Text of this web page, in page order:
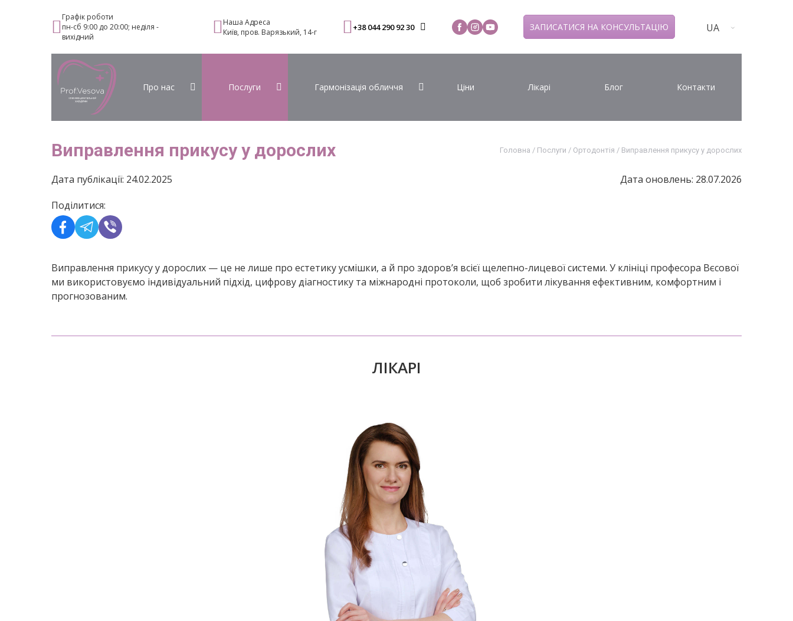
Графік роботи
пн-сб 9:00 до 20:00; неділя -
вихідний
Наша Адреса
Київ, пров. Варязький, 14-г
+38 044 290 92 30 ЗАПИСАТИСЯ НА КОНСУЛЬТАЦІЮ UA
Про нас Послуги Гармонізація обличчя Ціни Лікарі Блог Контакти
Виправлення прикусу у дорослих Головна / Послуги / Ортодонтія / Виправлення прикусу у дорослих
Дата публікації: 24.02.2025
Дата оновлень: 28.07.2026
Поділитися:
Виправлення прикусу у дорослих — це не лише про естетику усмішки, а й про здоров’я всієї щелепно-лицевої системи. У клініці професора Вєсової
ми використовуємо індивідуальний підхід, цифрову діагностику та міжнародні протоколи, щоб зробити лікування ефективним, комфортним і
прогнозованим.
ЛІКАРІ